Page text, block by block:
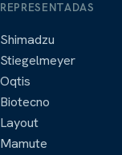
REPRESENTADAS
Shimadzu
Stiegelmeyer
Oqtis
Biotecno
Layout
Mamute